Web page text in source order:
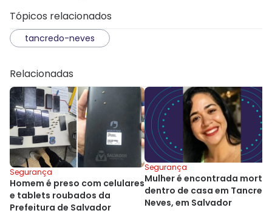
Tópicos relacionados
tancredo-neves
Relacionadas
Segurança
Homem é preso com celulares
e tablets roubados da
Prefeitura de Salvador
Segurança
Mulher é encontrada morta
dentro de casa em
Neves, em Salvador